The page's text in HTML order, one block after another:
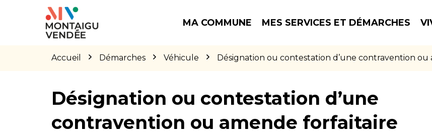
MA COMMUNE MES SERVICES ET DÉMARCHES
Accueil Démarches Véhicule Désignation ou contestation d’une contravention ou
Désignation ou contestation d’une
contravention ou amende forfaitaire